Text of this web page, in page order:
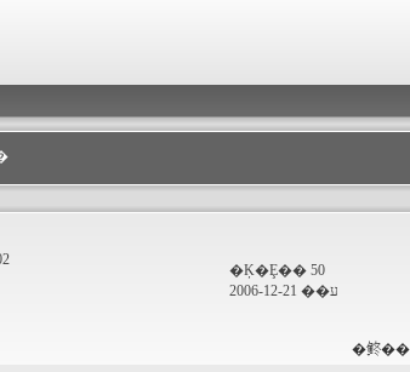
�Ķ�Ȩ�� 50
ע�� 2006-12-21